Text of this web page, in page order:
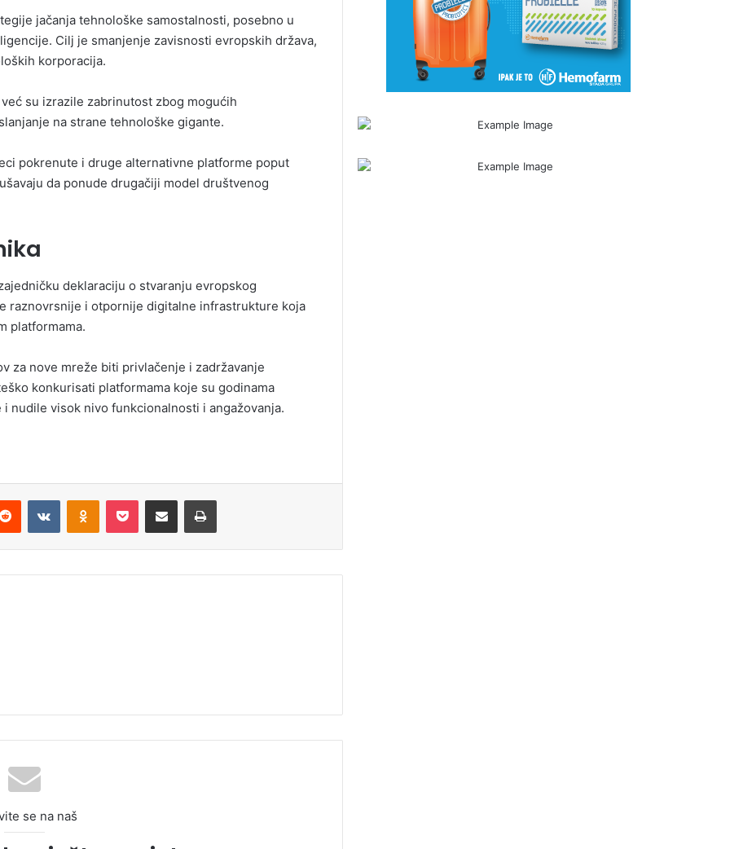
jačanja tehnološke samostalnosti, posebno u
Cilj je smanjenje zavisnosti evropskih država,
korporacija.
su izrazile zabrinutost zbog mogućih
na strane tehnološke gigante.
pokrenute i druge alternativne platforme poput
da ponude drugačiji model društvenog
deklaraciju o stvaranju evropskog
raznovrsnije i otpornije digitalne infrastrukture koja
platformama.
za nove mreže biti privlačenje i zadržavanje
konkurisati platformama koje su godinama
nudile visok nivo funkcionalnosti i angažovanja.
se na naš